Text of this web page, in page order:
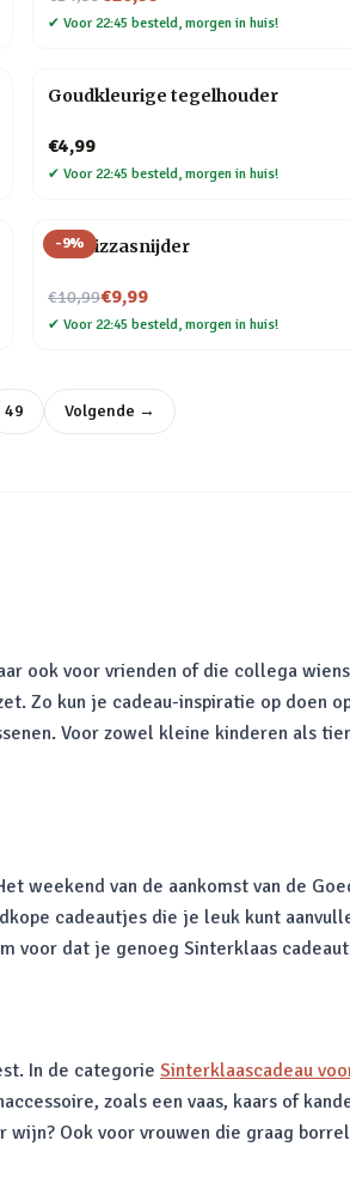
✔ Voor 22:45 besteld, morgen in huis!
Goudkleurige tegelhouder
€4,99
✔ Voor 22:45 besteld, morgen in huis!
-9%
Kat Pizzasnijder
€10,99
Nu voor€9,99
✔ Voor 22:45 besteld, morgen in huis!
49 Volgende →
ook voor vrienden of die collega
kun je cadeau-inspiratie op doen
Voor zowel kleine kinderen als
weekend van de aankomst van de
cadeautjes die je leuk kunt
dat je genoeg Sinterklaas
In de categorie Sinterklaascadeau
zoals een vaas, kaars of
Ook voor vrouwen die graag